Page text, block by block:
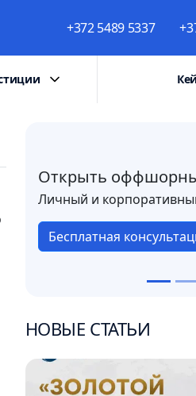
+372 5489 5337
Открыть
Личный и
Бесплатная
НОВЫЕ СТАТЬИ